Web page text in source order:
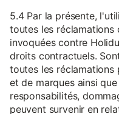
5.4 Par la présente,
toutes les
invoquées contre
droits contractuels.
toutes les
et de marques ainsi
responsabilités,
peuvent survenir en